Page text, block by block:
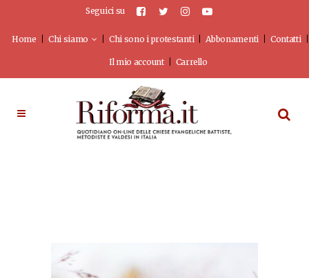
Seguici su
Home Chi siamo Chi sono i protestanti Abbonamenti Contatti
Il mio account Carrello